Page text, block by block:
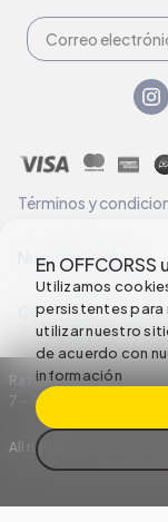
En
Utilizamos
persistentes para
utilizar nuestro
de acuerdo con
información
Términos y
Nuestras Políticas
Configuración de
Razón Social: C.I
7 – 35
All rights reserved